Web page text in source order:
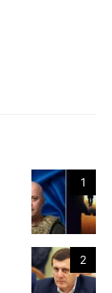
1
2